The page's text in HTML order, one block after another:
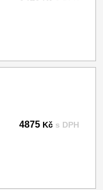
4875 Kč s DPH